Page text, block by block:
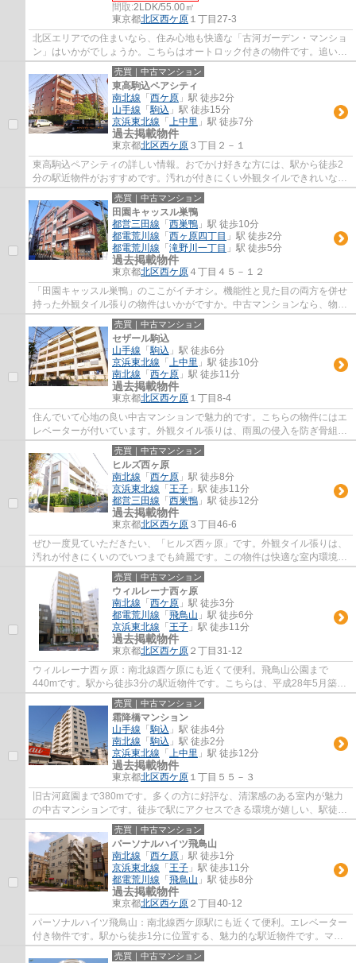
間取:2LDK/55.00㎡
東京都北区西ケ原 １丁目27-3
北区エリアでの住まいなら、住み心地も快適な「古河ガーデン・マンショ
ン」はいかがでしょうか。こちらはオートロック付きの物件です。追い焚
き機能付の浴室です。空き巣対策には、防...
売買｜中古マンション
東高駒込ペアシティ
南北線 「 西ケ原 」駅 徒歩2分
山手線 「駒込 」駅 徒歩15分
京浜東北線 「 上中里 」駅 徒歩7分
過去掲載物件
東京都北区西ケ原 ３丁目２－１
東高駒込ペアシティの詳しい情報。おでかけ好きな方には、駅から徒歩2
分の駅近物件がおすすめです。汚れが付きにくい外観タイルできれいな物
件。中古ながらも綺麗な室内と魅力的な住環...
売買｜中古マンション
田園キャッスル巣鴨
都営三田線 「 西巣鴨 」駅 徒歩10分
都電荒川線 「 西ヶ原四丁目 」駅 徒歩2分
都電荒川線 「 滝野川一丁目 」駅 徒歩5分
過去掲載物件
東京都北区西ケ原 ４丁目４５－１２
「田園キャッスル巣鴨」のここがイチオシ。機能性と見た目の両方を併せ
持った外観タイル張りの物件はいかがですか。中古マンションなら、物件
の購入もスムーズです。駅から物件まで徒...
売買｜中古マンション
セザール駒込
山手線 「駒込 」駅 徒歩6分
京浜東北線 「 上中里 」駅 徒歩10分
南北線 「 西ケ原 」駅 徒歩11分
過去掲載物件
東京都北区西ケ原 １丁目8-4
住んでいて心地の良い中古マンションで魅力的です。こちらの物件にはエ
レベーターが付いています。外観タイル張りは、雨風の侵入を防ぎ骨組み
を守ってくれます。駅まで徒歩6分の場所に...
売買｜中古マンション
ヒルズ西ヶ原
南北線 「 西ケ原 」駅 徒歩8分
京浜東北線 「 王子 」駅 徒歩11分
都営三田線 「 西巣鴨 」駅 徒歩12分
過去掲載物件
東京都北区西ケ原 ３丁目46-6
ぜひ一度見ていただきたい、「ヒルズ西ヶ原」です。外観タイル張りは、
汚れが付きにくいのでいつまでも綺麗です。この物件は快適な室内環境が
魅力の中古マンションとなっています。徒...
売買｜中古マンション
ウィルレーナ西ヶ原
南北線 「 西ケ原 」駅 徒歩3分
都電荒川線 「 飛鳥山 」駅 徒歩6分
京浜東北線 「 王子 」駅 徒歩11分
過去掲載物件
東京都北区西ケ原 ２丁目31-12
ウィルレーナ西ヶ原：南北線西ケ原にも近くて便利。飛鳥山公園まで
440mです。駅から徒歩3分の駅近物件です。こちらは、平成28年5月築の
物件です。北区で優和オススメの不動産をお求め...
売買｜中古マンション
霜降橋マンション
山手線 「駒込 」駅 徒歩4分
南北線 「駒込 」駅 徒歩2分
京浜東北線 「 上中里 」駅 徒歩12分
過去掲載物件
東京都北区西ケ原 １丁目５５－３
旧古河庭園まで380mです。多くの方に好評な、清潔感のある室内が魅力
の中古マンションです。徒歩で駅にアクセスできる環境が嬉しい、駅徒歩
4分圏内の物件です。12階建てのオススメの建...
売買｜中古マンション
パーソナルハイツ飛鳥山
南北線 「 西ケ原 」駅 徒歩1分
京浜東北線 「 王子 」駅 徒歩11分
都電荒川線 「 飛鳥山 」駅 徒歩8分
過去掲載物件
東京都北区西ケ原 ２丁目40-12
パーソナルハイツ飛鳥山：南北線西ケ原駅にも近くて便利。エレベーター
付き物件です。駅から徒歩1分に位置する、魅力的な駅近物件です。マン
ションにどんな人が住んでいるのかも中古マ...
売買｜中古マンション